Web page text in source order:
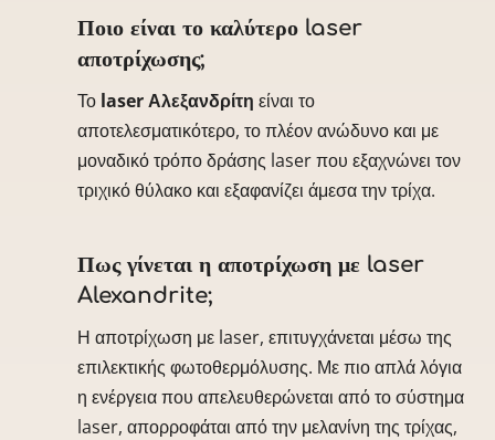
Ποιο είναι το καλύτερο laser
αποτρίχωσης;
Το laser Αλεξανδρίτη είναι το
αποτελεσματικότερο, το πλέον ανώδυνο και με
μοναδικό τρόπο δράσης laser που εξαχνώνει τον
τριχικό θύλακο και εξαφανίζει άμεσα την τρίχα.
Πως γίνεται η αποτρίχωση με laser
Alexandrite;
Η αποτρίχωση με laser, επιτυγχάνεται μέσω της
επιλεκτικής φωτοθερμόλυσης. Με πιο απλά λόγια
η ενέργεια που απελευθερώνεται από το σύστημα
laser, απορροφάται από την μελανίνη της τρίχας,